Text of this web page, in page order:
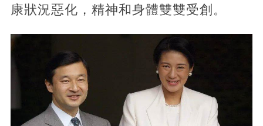
康狀況惡化，精神和身體雙雙受創。